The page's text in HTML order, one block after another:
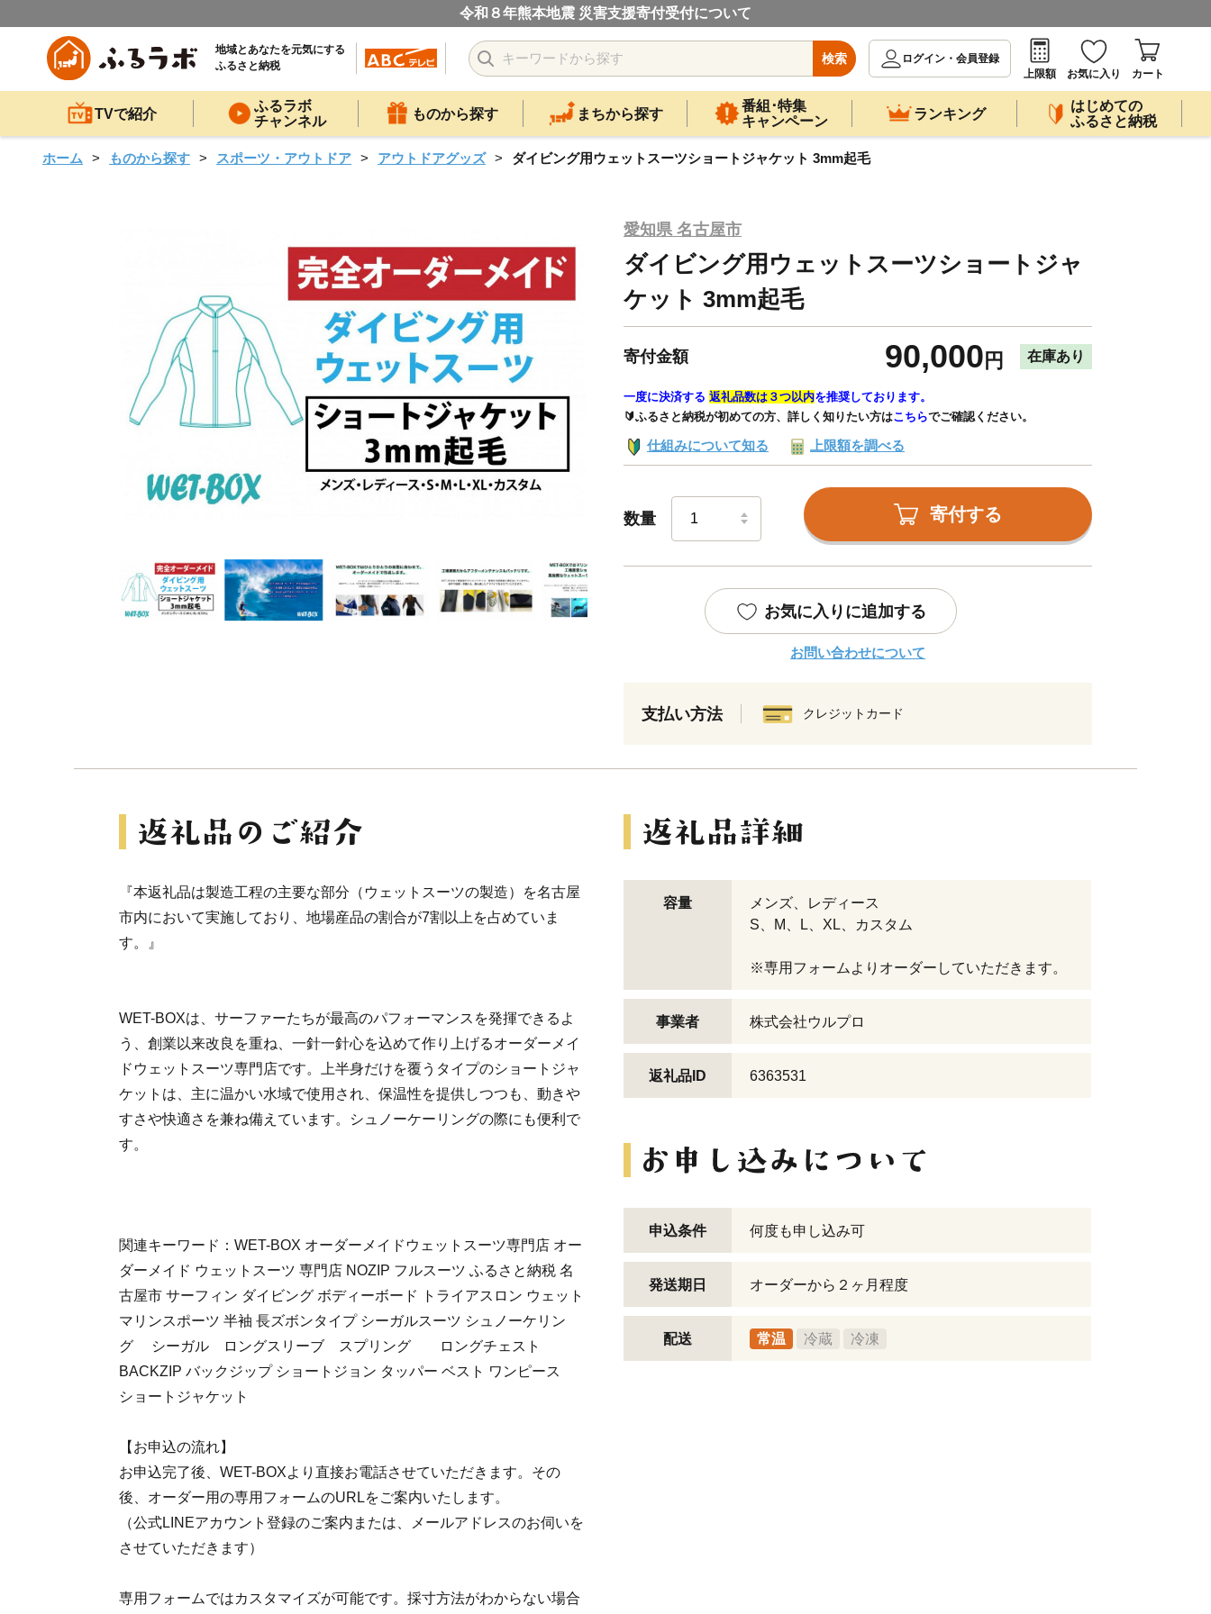
令和８年熊本地震 災害支援寄付受付について
地域とあなたを元気にする
ふるさと納税
検索
ログイン・会員登録
上限額
お気に入り カート
TVで紹介
ふるラボ
チャンネル
ものから探す まちから探す
番組･特集
キャンペーン
ランキング
はじめての
ふるさと納税
ホーム ものから探す スポーツ・アウトドア アウトドアグッズ ダイビング用ウェットスーツショートジャケット 3mm起毛
愛知県 名古屋市
ダイビング用ウェットスーツショートジャ
ケット 3mm起毛
寄付金額 90,000 円 在庫あり
一度に決済する 返礼品数は３つ以内を推奨しております。
🔰ふるさと納税が初めての方、詳しく知りたい方はこちらでご確認ください。
仕組みについて知る 上限額を調べる
数量 寄付する
お気に入りに追加する
お問い合わせについて
支払い方法 クレジットカード
『本返礼品は製造工程の主要な部分（ウェットスーツの製造）を名古屋
市内において実施しており、地場産品の割合が7割以上を占めていま
す。』
WET-BOXは、サーファーたちが最高のパフォーマンスを発揮できるよ
う、創業以来改良を重ね、一針一針心を込めて作り上げるオーダーメイ
ドウェットスーツ専門店です。上半身だけを覆うタイプのショートジャ
ケットは、主に温かい水域で使用され、保温性を提供しつつも、動きや
すさや快適さを兼ね備えています。シュノーケーリングの際にも便利で
す。
関連キーワード：WET-BOX オーダーメイドウェットスーツ専門店 オー
ダーメイド ウェットスーツ 専門店 NOZIP フルスーツ ふるさと納税 名
古屋市 サーフィン ダイビング ボディーボード トライアスロン ウェット
マリンスポーツ 半袖 長ズボンタイプ シーガルスーツ シュノーケリン
グ シーガル ロングスリーブ スプリング ロングチェスト
BACKZIP バックジップ ショートジョン タッパー ベスト ワンピース
ショートジャケット
【お申込の流れ】
お申込完了後、WET-BOXより直接お電話させていただきます。その
後、オーダー用の専用フォームのURLをご案内いたします。
（公式LINEアカウント登録のご案内または、メールアドレスのお伺いを
させていただきます）
専用フォームではカスタマイズが可能です。採寸方法がわからない場合
容量
メンズ、レディース
S、M、L、XL、カスタム
※専用フォームよりオーダーしていただきます。
事業者 株式会社ウルプロ
返礼品ID 6363531
申込条件 何度も申し込み可
発送期日 オーダーから２ヶ月程度
配送 常温 冷蔵 冷凍